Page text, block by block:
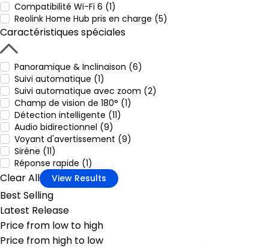
Compatibilité Wi-Fi 6 (1)
Reolink Home Hub pris en charge (5)
Caractéristiques spéciales
Panoramique & Inclinaison (6)
Suivi automatique (1)
Suivi automatique avec zoom (2)
Champ de vision de 180° (1)
Détection intelligente (11)
Audio bidirectionnel (9)
Voyant d'avertissement (9)
Sirène (11)
Réponse rapide (1)
Clear All View Results
Best Selling
Latest Release
Price from low to high
Price from high to low